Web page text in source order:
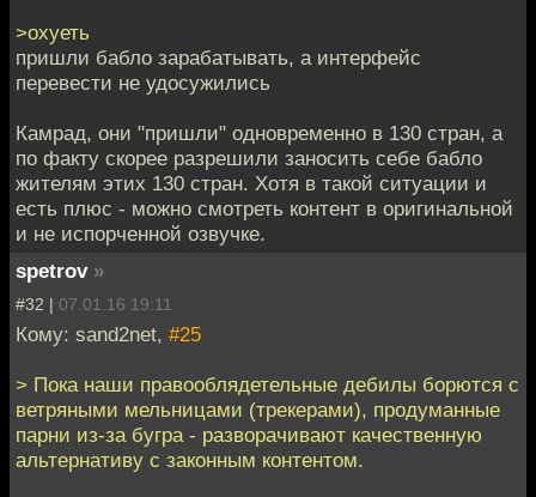
>охуеть
пришли бабло зарабатывать, а интерфейс
перевести не удосужились
Камрад, они "пришли" одновременно в 130 стран, а
по факту скорее разрешили заносить себе бабло
жителям этих 130 стран. Хотя в такой ситуации и
есть плюс - можно смотреть контент в оригинальной
и не испорченной озвучке.
spetrov »
#32 | 07.01.16 19:11
Кому: sand2net, #25
> Пока наши правооблядетельные дебилы борются с
ветряными мельницами (трекерами), продуманные
парни из-за бугра - разворачивают качественную
альтернативу с законным контентом.